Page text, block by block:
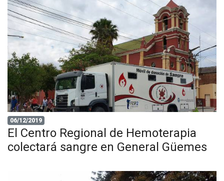
06/12/2019
El Centro Regional de Hemoterapia
colectará sangre en General Güemes